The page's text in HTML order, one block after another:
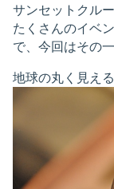
サンセットクル
たくさんのイベ
で、今回はその
地球の丸く見え